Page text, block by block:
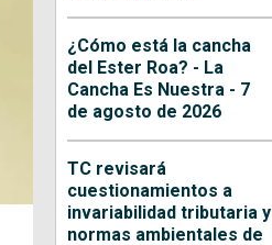
¿Cómo está la cancha
del Ester Roa? - La
Cancha Es Nuestra - 7
de agosto de 2026
TC revisará
cuestionamientos a
invariabilidad tributaria y
normas ambientales de